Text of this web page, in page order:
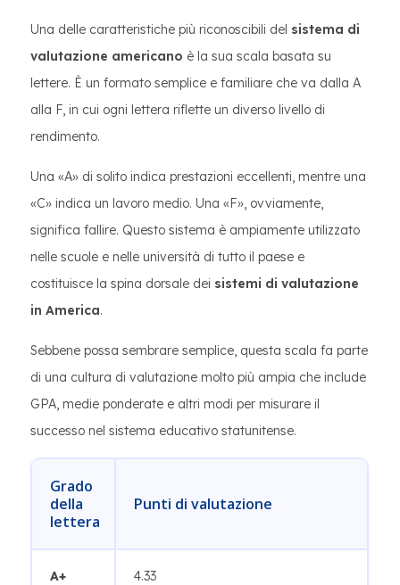
Una delle caratteristiche più riconoscibili del sistema di
valutazione americano è la sua scala basata su
lettere. È un formato semplice e familiare che va dalla A
alla F, in cui ogni lettera riflette un diverso livello di
rendimento.
Una «A» di solito indica prestazioni eccellenti, mentre una
«C» indica un lavoro medio. Una «F», ovviamente,
significa fallire. Questo sistema è ampiamente utilizzato
nelle scuole e nelle università di tutto il paese e
costituisce la spina dorsale dei sistemi di valutazione
in America.
Sebbene possa sembrare semplice, questa scala fa parte
di una cultura di valutazione molto più ampia che include
GPA, medie ponderate e altri modi per misurare il
successo nel sistema educativo statunitense.
Grado
della
lettera
Punti di valutazione
A+ 4.33